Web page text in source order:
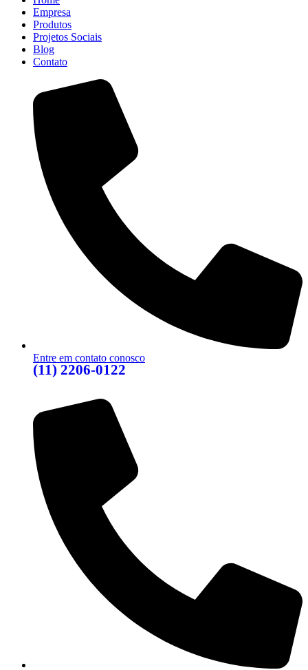
Empresa
Produtos
Projetos Sociais
Blog
Contato
Entre em contato conosco
(11) 2206-0122